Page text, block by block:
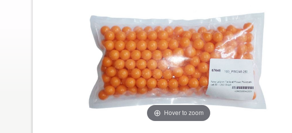
Hover to zoom